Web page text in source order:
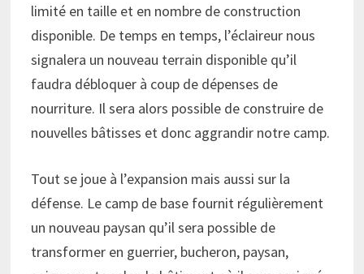
limité en taille et en nombre de construction
disponible. De temps en temps, l’éclaireur nous
signalera un nouveau terrain disponible qu’il
faudra débloquer à coup de dépenses de
nourriture. Il sera alors possible de construire de
nouvelles bâtisses et donc aggrandir notre camp.
Tout se joue à l’expansion mais aussi sur la
défense. Le camp de base fournit régulièrement
un nouveau paysan qu’il sera possible de
transformer en guerrier, bucheron, paysan,